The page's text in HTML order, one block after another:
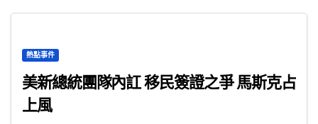
熱點事件
美新總統團隊內訌 移民簽證之爭 馬斯克占
上風